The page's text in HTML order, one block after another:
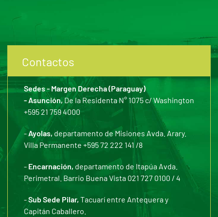
Contactos
Sedes - Margen Derecha (Paraguay)
- Asunción,De la Residenta N° 1075 c/ Washington
+595 21 759 4000
- Ayolas, departamento de Misiones Avda. Arary.
Villa Permanente +595 72 222 141 /8
- Encarnación, departamento de Itapúa Avda.
Perimetral. Barrio Buena Vista 021 727 0100 / 4
-Sub Sede Pilar, Tacuarí entre Antequera y
Capitán Caballero.